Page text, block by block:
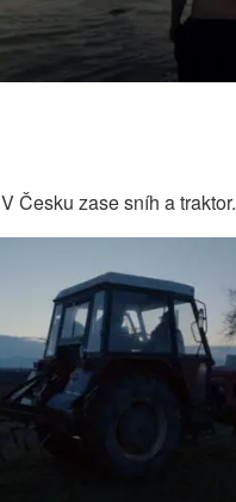
V Česku zase sníh a traktor.